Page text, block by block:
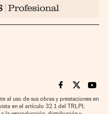
Cinco Días en
Cinco Días
Cinco
al uso de sus obras y prestaciones en
en el artículo 32.1 del TRLPI;